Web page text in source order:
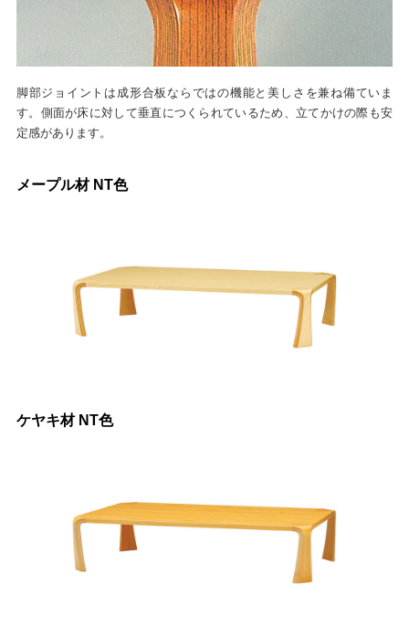
脚部ジョイントは成形合板ならではの機能と美しさを兼ね備ていま
す。側面が床に対して垂直につくられているため、立てかけの際も安
定感があります。
メープル材 NT色
ケヤキ材 NT色